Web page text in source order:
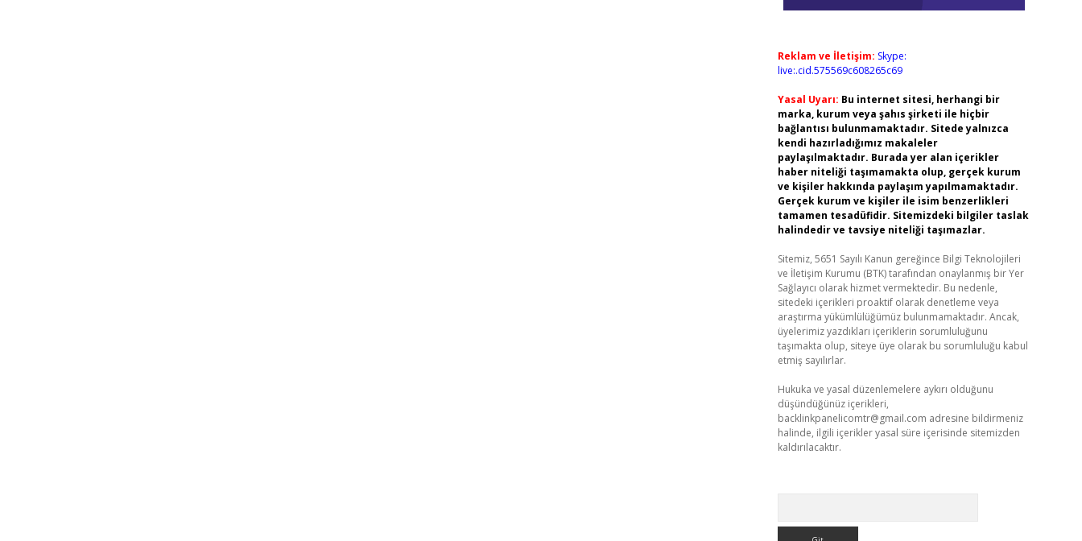
Reklam ve İletişim: Skype:
live:.cid.575569c608265c69
Yasal Uyarı: Bu internet sitesi, herhangi bir
marka, kurum veya şahıs şirketi ile hiçbir
bağlantısı bulunmamaktadır. Sitede yalnızca
kendi hazırladığımız makaleler
paylaşılmaktadır. Burada yer alan içerikler
haber niteliği taşımamakta olup, gerçek kurum
ve kişiler hakkında paylaşım yapılmamaktadır.
Gerçek kurum ve kişiler ile isim benzerlikleri
tamamen tesadüfidir. Sitemizdeki bilgiler taslak
halindedir ve tavsiye niteliği taşımazlar.
Sitemiz, 5651 Sayılı Kanun gereğince Bilgi Teknolojileri
ve İletişim Kurumu (BTK) tarafından onaylanmış bir Yer
Sağlayıcı olarak hizmet vermektedir. Bu nedenle,
sitedeki içerikleri proaktif olarak denetleme veya
araştırma yükümlülüğümüz bulunmamaktadır. Ancak,
üyelerimiz yazdıkları içeriklerin sorumluluğunu
taşımakta olup, siteye üye olarak bu sorumluluğu kabul
etmiş sayılırlar.
Hukuka ve yasal düzenlemelere aykırı olduğunu
düşündüğünüz içerikleri,
backlinkpanelicomtr@gmail.com adresine bildirmeniz
halinde, ilgili içerikler yasal süre içerisinde sitemizden
kaldırılacaktır.